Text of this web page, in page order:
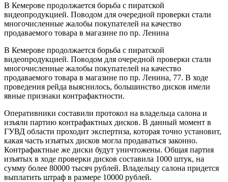
В Кемерове продолжается борьба с пиратской
видеопродукцией. Поводом для очередной проверки стали
многочисленные жалобы покупателей на качество
продаваемого товара в магазине по пр. Ленина
В Кемерове продолжается борьба с пиратской
видеопродукцией. Поводом для очередной проверки стали
многочисленные жалобы покупателей на качество
продаваемого товара в магазине по пр. Ленина, 77. В ходе
проведения рейда выяснилось, большинство дисков имели
явные признаки контрафактности.
Оперативники составили протокол на владельца салона и
изъяли партию контрафактных дисков. В данный момент в
ГУВД области проходит экспертиза, которая точно установит,
какая часть изъятых дисков могла продаваться законно.
Контрафактные же диски будут уничтожены. Общая партия
изъятых в ходе проверки дисков составила 1000 штук, на
сумму более 80000 тысяч рублей. Владельцу салона придется
выплатить штраф в размере 10000 рублей.